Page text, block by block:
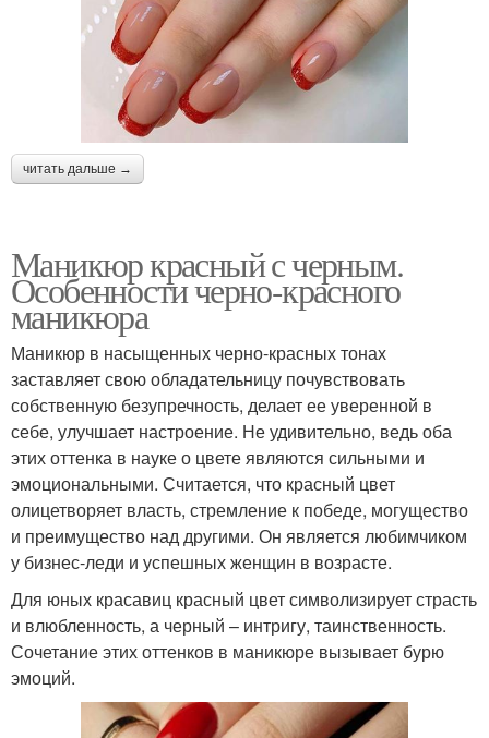
читать дальше →
Маникюр красный с черным.
Особенности черно-красного
маникюра
Маникюр в насыщенных черно-красных тонах
заставляет свою обладательницу почувствовать
собственную безупречность, делает ее уверенной в
себе, улучшает настроение. Не удивительно, ведь оба
этих оттенка в науке о цвете являются сильными и
эмоциональными. Считается, что красный цвет
олицетворяет власть, стремление к победе, могущество
и преимущество над другими. Он является любимчиком
у бизнес-леди и успешных женщин в возрасте.
Для юных красавиц красный цвет символизирует страсть
и влюбленность, а черный – интригу, таинственность.
Сочетание этих оттенков в маникюре вызывает бурю
эмоций.